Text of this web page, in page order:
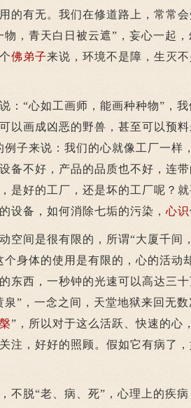
的有无。我们在修道路上，常常
物，青天白日被云遮”，妄心一起
佛弟子来说，环境不是障，生灭
：“心如工画师，能画种种物”，
以画成凶恶的野兽，甚至可以预
例子来说：我们的心就像工厂一样
备不好，产品的品质也不好，连
是好的工厂，还是坏的工厂呢？
设备，如何消除七垢的污染， 心识
间是很有限的，所谓“大厦千间
个身体的使用是有限的，心的活动
东西，一秒钟的光速可以高达三
”，一念之间，天堂地狱来回无数
”，所以对于这么活跃、快速的心
注，好好的照顾。假如它有病了
脱“老、病、死”，心理上的疾病